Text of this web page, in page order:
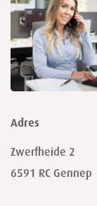
Adres
Zwerfheide 2
6591 RC Gennep